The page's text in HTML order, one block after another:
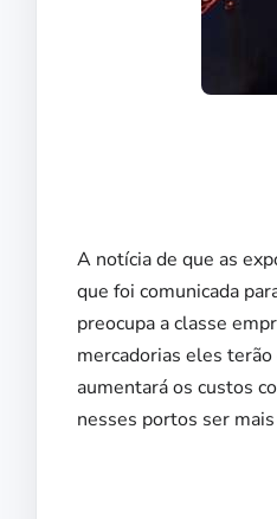
A notícia de que as
que foi comunicada
preocupa a classe
mercadorias eles
aumentará os custos
nesses portos ser